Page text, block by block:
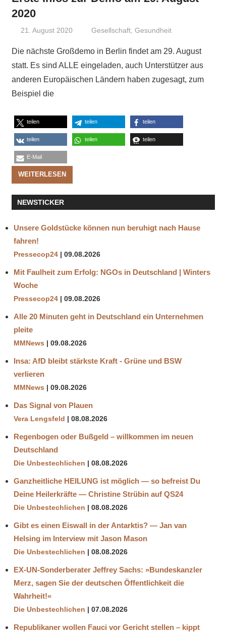
2020
21. August 2020 Niki Vogt
Gesellschaft ,Gesundheit
Die nächste Großdemo in Berlin findet am 29. August
statt. Es sind ALLE eingeladen, auch Unterstützer aus
anderen Europäischen Ländern haben zugesagt, zum
Beispiel die
teilen teilen teilen
teilen teilen teilen
E-Mail
WEITERLESEN
NEWSTICKER
Unsere Goldstücke können nun beruhigt nach Hause
fahren!
Pressecop24 09.08.2026
Mit Faulheit zum Erfolg: NGOs in Deutschland | Winters
Woche
Pressecop24 09.08.2026
Alle 20 Minuten geht in Deutschland ein Unternehmen
pleite
MMNews 09.08.2026
Insa: AfD bleibt stärkste Kraft - Grüne und BSW
verlieren
MMNews 09.08.2026
Das Signal von Plauen
Vera Lengsfeld 08.08.2026
Regenbogen oder Bußgeld – willkommen im neuen
Deutschland
Die Unbestechlichen 08.08.2026
Ganzheitliche HEILUNG ist möglich — so befreist Du
Deine Heilerkräfte — Christine Strübin auf QS24
Die Unbestechlichen 08.08.2026
Gibt es einen Eiswall in der Antarktis? — Jan van
Helsing im Interview mit Jason Mason
Die Unbestechlichen 08.08.2026
EX-UN-Sonderberater Jeffrey Sachs: »Bundeskanzler
Merz, sagen Sie der deutschen Öffentlichkeit die
Wahrheit!«
Die Unbestechlichen 07.08.2026
Republikaner wollen Fauci vor Gericht stellen – kippt